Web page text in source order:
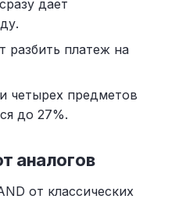
дает
разбить платеж на
четырех предметов
до 27%.
аналогов
от классических